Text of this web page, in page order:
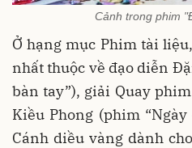
Cảnh trong phim
Ở hạng mục Phim tài
nhất thuộc về đạo diễn
bàn tay”), giải Quay
Kiều Phong (phim
Cánh diều vàng dành